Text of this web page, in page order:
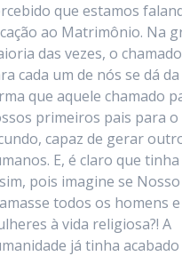
que estamos
ao Matrimônio. Na
das vezes, o
cada um de nós se dá
que aquele chamado
primeiros pais para
capaz de gerar
E, é claro que
pois imagine se
todos os homens e
à vida religiosa?! A
já tinha